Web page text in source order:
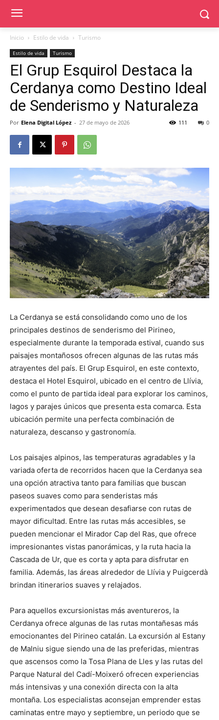
Inicio Estilo de vida Turismo
Estilo de vida Turismo
El Grup Esquirol Destaca la
Cerdanya como Destino Ideal
de Senderismo y Naturaleza
Por Elena Digital López - 27 de mayo de 2026 0
111
La Cerdanya se está consolidando como uno de los
principales destinos de senderismo del Pirineo,
especialmente durante la temporada estival, cuando sus
paisajes montañosos ofrecen algunas de las rutas más
atrayentes del país. El Grup Esquirol, en este contexto,
destaca el Hotel Esquirol, ubicado en el centro de Llívia,
como el punto de partida ideal para explorar los caminos,
lagos y parajes únicos que presenta esta comarca. Esta
ubicación permite una perfecta combinación de
naturaleza, descanso y gastronomía.
Los paisajes alpinos, las temperaturas agradables y la
variada oferta de recorridos hacen que la Cerdanya sea
una opción atractiva tanto para familias que buscan
paseos suaves como para senderistas más
experimentados que desean desafiarse con rutas de
mayor dificultad. Entre las rutas más accesibles, se
pueden mencionar el Mirador Cap del Ras, que ofrece
impresionantes vistas panorámicas, y la ruta hacia la
Cascada de Ur, que es corta y apta para disfrutar en
familia. Además, las áreas alrededor de Llívia y Puigcerdà
brindan itinerarios suaves y relajados.
Para aquellos excursionistas más aventureros, la
Cerdanya ofrece algunas de las rutas montañesas más
emocionantes del Pirineo catalán. La excursión al Estany
de Malniu sigue siendo una de las preferidas, mientras
que ascensos como la Tosa Plana de Lles y las rutas del
Parque Natural del Cadí-Moixeró ofrecen experiencias
más intensivas y una conexión directa con la alta
montaña. Los especialistas aconsejan emprender estas
caminatas entre mayo y septiembre, un periodo que se